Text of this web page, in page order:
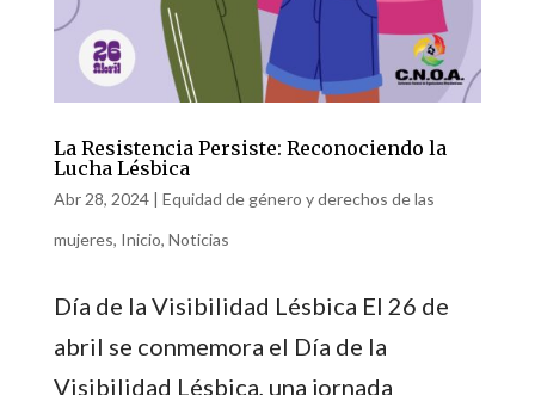
La Resistencia Persiste: Reconociendo la
Lucha Lésbica
Abr 28, 2024| Equidad de género y derechos de las
mujeres, Inicio, Noticias
Día de la Visibilidad Lésbica El 26 de
abril se conmemora el Día de la
Visibilidad Lésbica, una jornada